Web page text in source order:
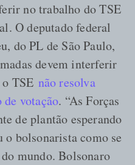
no trabalho do TSE
O deputado federal
do PL de São Paulo,
devem interferir
TSE não resolva
de votação. “As Forças
de plantão esperando
o bolsonarista como se
mundo. Bolsonaro